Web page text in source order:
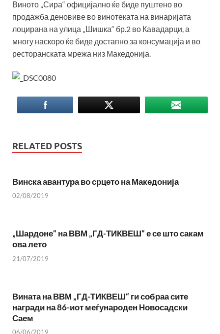
Виното „Сира“ официјално ќе биде пуштено во
продажба деновиве во винотеката на винаријата
лоцирана на улица „Шишка“ бр.2 во Кавадарци, а
многу наскоро ќе биде достапно за консумација и во
ресторанската мрежа низ Македонија.
RELATED POSTS
Винска авантура во срцето на Македонија
02/08/2019
„Шардоне“ на ВВМ „ГД-ТИКВЕШ“ е се што сакам
ова лето
21/07/2019
Вината на ВВМ „ГД-ТИКВЕШ“ ги собраа сите
награди на 86-иот меѓународен Новосадски
Саем
06/06/2019